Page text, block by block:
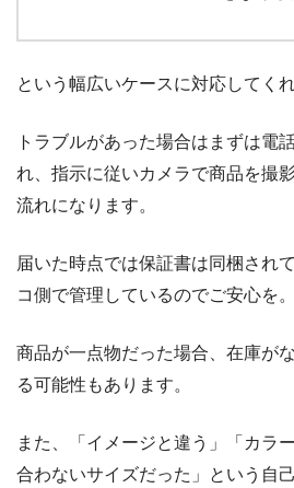
という幅広いケースに対応してくれ
トラブルがあった場合はまずは電
れ、指示に従いカメラで商品を撮
流れになります。
届いた時点では保証書は同梱され
コ側で管理しているのでご安心を。
商品が一点物だった場合、在庫が
る可能性もあります。
また、「イメージと違う」「カラ
合わないサイズだった」という自